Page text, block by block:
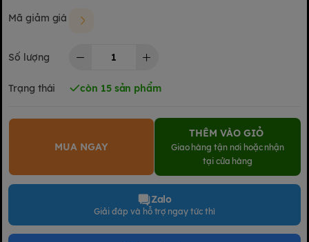
Mã giảm giá
Số lượng
Trạng thái còn 15 sản phẩm
MUA NGAY
THÊM VÀO GIỎ
Giao hàng tận nơi hoặc nhận
tại cửa hàng
Zalo
Giải đáp và hỗ trợ ngay tức thì